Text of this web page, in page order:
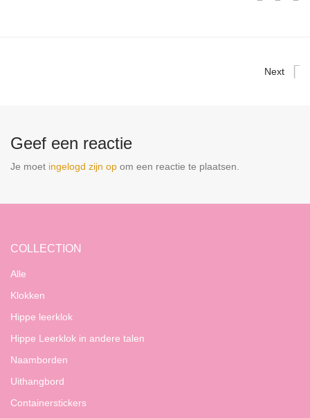
Next
Geef een reactie
Je moet ingelogd zijn op om een reactie te plaatsen.
COLLECTION
Alle
Klokken
Hippe leerklok
Hippe Leerklok in andere talen
Naamborden
Uithangbord
Containerstickers